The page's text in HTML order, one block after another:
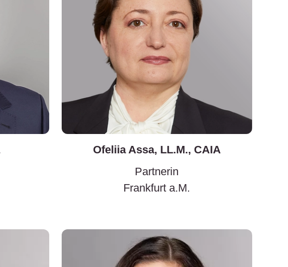
Ofeliia Assa, LL.M., CAIA
Partnerin
Frankfurt a.M.